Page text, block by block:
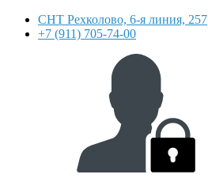
СНТ Рехколово, 6-я линия, 257
+7 (911) 705-74-00